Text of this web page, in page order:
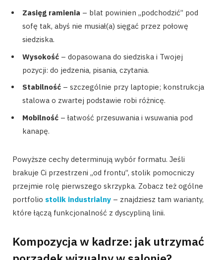
Zasięg ramienia – blat powinien „podchodzić” pod
sofę tak, abyś nie musiał(a) sięgać przez połowę
siedziska.
Wysokość – dopasowana do siedziska i Twojej
pozycji: do jedzenia, pisania, czytania.
Stabilność – szczególnie przy laptopie; konstrukcja
stalowa o zwartej podstawie robi różnicę.
Mobilność – łatwość przesuwania i wsuwania pod
kanapę.
Powyższe cechy determinują wybór formatu. Jeśli
brakuje Ci przestrzeni „od frontu”, stolik pomocniczy
przejmie rolę pierwszego skrzypka. Zobacz też ogólne
portfolio stolik industrialny – znajdziesz tam warianty,
które łączą funkcjonalność z dyscypliną linii.
Kompozycja w kadrze: jak utrzymać